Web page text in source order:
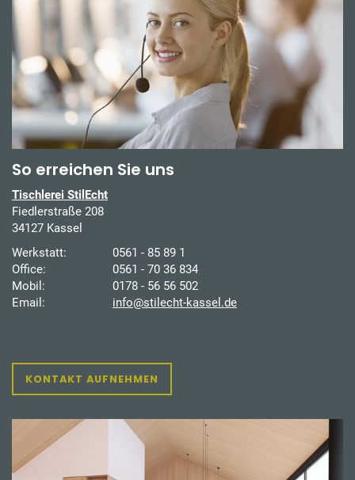
So erreichen Sie uns
Tischlerei StilEcht
Fiedlerstraße 208
34127 Kassel
Werkstatt:
0561 - 85 89 1
Office:
0561 - 70 36 834
Mobil:
0178 - 56 56 502
Email:
info@stilecht-kassel.de
KONTAKT AUFNEHMEN